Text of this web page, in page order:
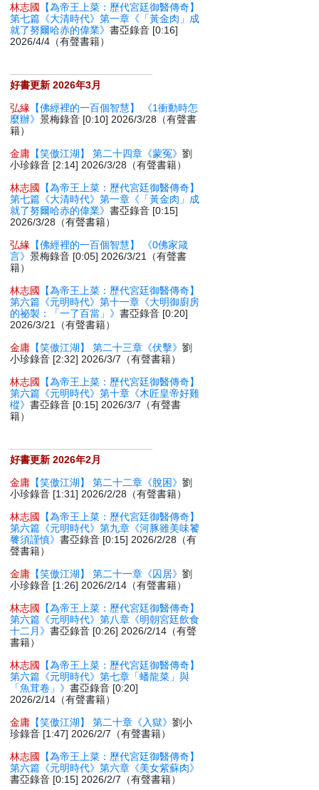
林志國
【為帝王上菜：歷代宮廷御醫傳奇】
第七篇《大清時代》第一章《「黃金肉」成
就了努爾哈赤的偉業》書亞錄音 [0:16]
2026/4/4（有聲書籍）
好書更新 2026年3月
弘緣 【佛經裡的一百個智慧】 《1衝動時怎
麼辦》景梅錄音 [0:10] 2026/3/28（有聲書
籍）
金庸 【笑傲江湖】 第二十四章《蒙冤》劉
小珍錄音 [2:14] 2026/3/28（有聲書籍）
林志國
【為帝王上菜：歷代宮廷御醫傳奇】
第七篇《大清時代》第一章《「黃金肉」成
就了努爾哈赤的偉業》書亞錄音 [0:15]
2026/3/28（有聲書籍）
弘緣 【佛經裡的一百個智慧】 《0佛家箴
言》景梅錄音 [0:05] 2026/3/21（有聲書
籍）
林志國
【為帝王上菜：歷代宮廷御醫傳奇】
第六篇《元明時代》第十一章《大明御廚房
的祕製：「一了百當」》書亞錄音 [0:20]
2026/3/21（有聲書籍）
金庸 【笑傲江湖】 第二十三章《伏擊》劉
小珍錄音 [2:32] 2026/3/7（有聲書籍）
林志國
【為帝王上菜：歷代宮廷御醫傳奇】
第六篇《元明時代》第十章《木匠皇帝好雞
樅》書亞錄音 [0:15] 2026/3/7（有聲書
籍）
好書更新 2026年2月
金庸 【笑傲江湖】 第二十二章《脫困》劉
小珍錄音 [1:31] 2026/2/28（有聲書籍）
林志國
【為帝王上菜：歷代宮廷御醫傳奇】
第六篇《元明時代》第九章《河豚雖美味饕
餮須謹慎》書亞錄音 [0:15] 2026/2/28（有
聲書籍）
金庸 【笑傲江湖】 第二十一章《囚居》劉
小珍錄音 [1:26] 2026/2/14（有聲書籍）
林志國
【為帝王上菜：歷代宮廷御醫傳奇】
第六篇《元明時代》第八章《明朝宮廷飲食
十二月》書亞錄音 [0:26] 2026/2/14（有聲
書籍）
林志國
【為帝王上菜：歷代宮廷御醫傳奇】
第六篇《元明時代》第七章「蟠龍菜」與
「魚茸卷」》書亞錄音 [0:20]
2026/2/14（有聲書籍）
金庸 【笑傲江湖】 第二十章《入獄》劉小
珍錄音 [1:47] 2026/2/7（有聲書籍）
林志國
【為帝王上菜：歷代宮廷御醫傳奇】
第六篇《元明時代》第六章《美女紫蘇肉》
書亞錄音 [0:15] 2026/2/7（有聲書籍）